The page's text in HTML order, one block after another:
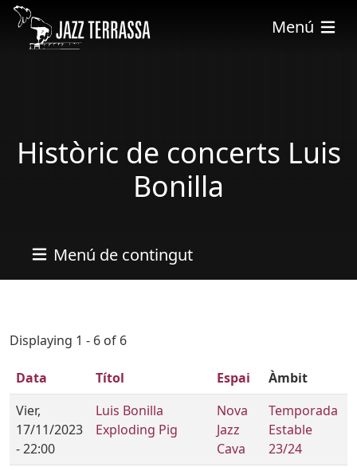
Pasar al contenido principal
Menú
Històric de concerts Luis
Bonilla
Menú de contingut
Displaying 1 - 6 of 6
Data Títol Espai
Àmbit
Vier,
17/11/2023
- 22:00
Luis Bonilla
Exploding Pig
Nova
Jazz
Cava
Temporada
Estable
23/24